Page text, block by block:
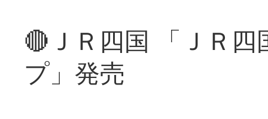
🔴ＪＲ四国 「ＪＲ
プ」発売